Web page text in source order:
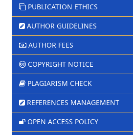
PUBLICATION ETHICS
AUTHOR GUIDELINES
AUTHOR FEES
COPYRIGHT NOTICE
PLAGIARISM CHECK
REFERENCES MANAGEMENT
OPEN ACCESS POLICY